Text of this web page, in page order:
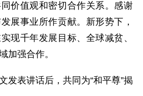
价值观和密切合作关系。感谢
展事业所作贡献。新形势下，
现千年发展目标、全球减贫、
加强合作。
表讲话后，共同为“和平尊”揭